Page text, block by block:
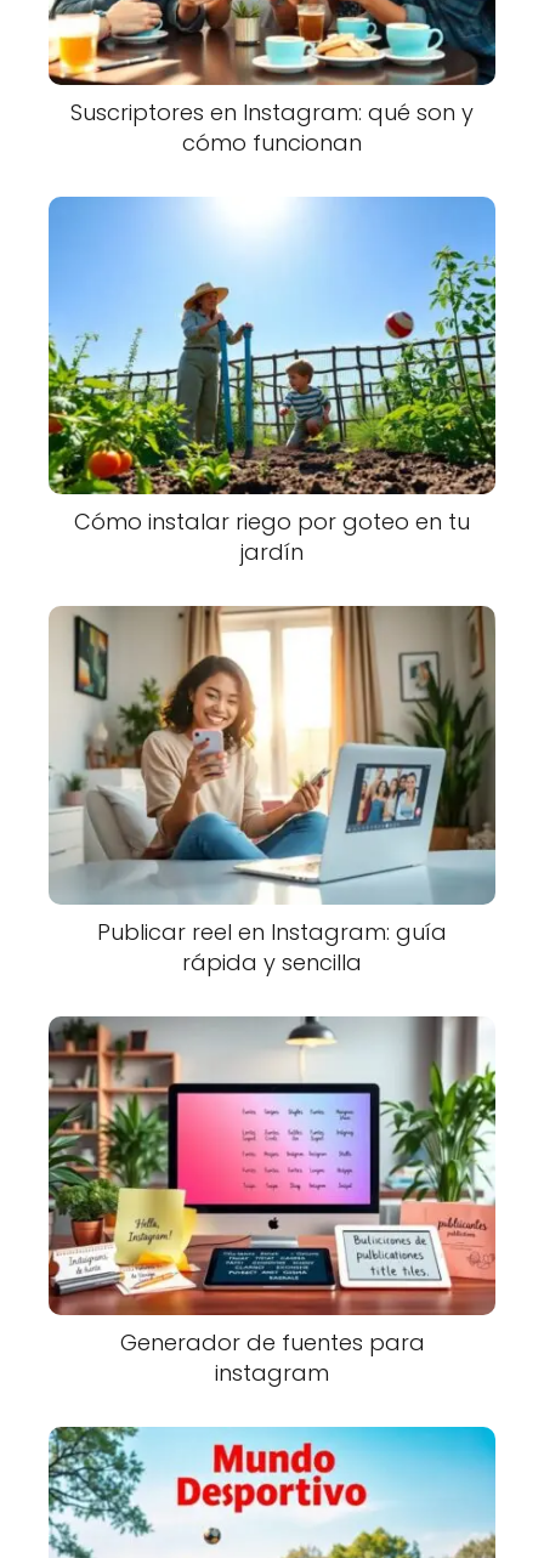
Suscriptores en Instagram: qué son y
cómo funcionan
Cómo instalar riego por goteo en tu
jardín
Publicar reel en Instagram: guía
rápida y sencilla
Generador de fuentes para
instagram